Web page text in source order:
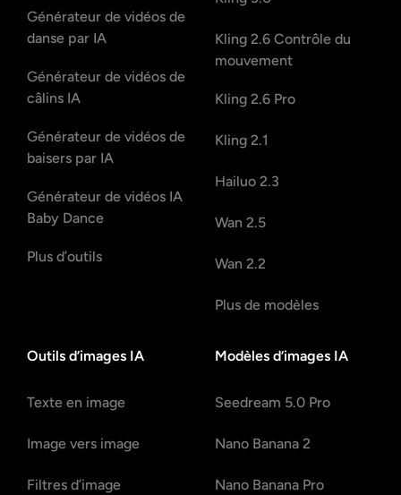
Générateur de vidéos de
danse par IA
Générateur de vidéos de
câlins IA
Générateur de vidéos de
baisers par IA
Générateur de vidéos IA
Baby Dance
Plus d’outils
Kling 2.6 Contrôle du
mouvement
Kling 2.6 Pro
Kling 2.1
Hailuo 2.3
Wan 2.5
Wan 2.2
Plus de modèles
Outils d’images IA
Texte en image
Image vers image
Filtres d’image
Modèles d’images IA
Seedream 5.0 Pro
Nano Banana 2
Nano Banana Pro